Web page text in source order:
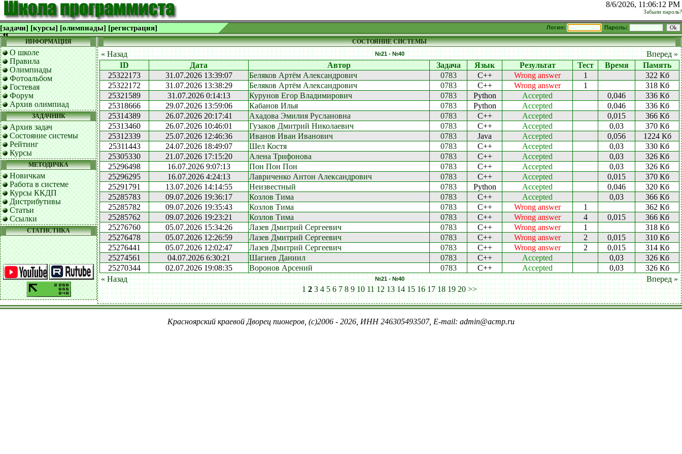
8/6/2026, 11:06:12 PM
Забыли пароль?
[задачи] [курсы] [олимпиады] [регистрация] Логин: Пароль:
ИНФОРМАЦИЯ
О школе
Правила
Олимпиады
Фотоальбом
Гостевая
Форум
Архив олимпиад
ЗАДАЧНИК
Архив задач
Состояние системы
Рейтинг
Курсы
МЕТОДИЧКА
Новичкам
Работа в системе
Курсы ККДП
Дистрибутивы
Статьи
Ссылки
СТАТИСТИКА
СОСТОЯНИЕ СИСТЕМЫ
« Назад №21 - №40
Вперед »
ID
Дата Автор Задача Язык Результат Тест Время
Память
25322173
31.07.2026 13:39:07 Беляков Артём Александрович 0783 C++ Wrong answer 1
322 Кб
25322172
31.07.2026 13:38:29 Беляков Артём Александрович 0783 C++ Wrong answer 1
318 Кб
25321589
31.07.2026 0:14:13 Курунов Егор Владимирович 0783 Python Accepted 0,046
336 Кб
25318666
29.07.2026 13:59:06 Кабанов Илья 0783 Python Accepted 0,046
336 Кб
25314389
26.07.2026 20:17:41 Ахадова Эмилия Руслановна 0783 C++ Accepted 0,015
366 Кб
25313460
26.07.2026 10:46:01 Гузаков Дмитрий Николаевич 0783 C++ Accepted 0,03
370 Кб
25312339
25.07.2026 12:46:36 Иванов Иван Иванович 0783 Java Accepted 0,056
1224 Кб
25311443
24.07.2026 18:49:07 Шел Костя 0783 C++ Accepted 0,03
330 Кб
25305330
21.07.2026 17:15:20 Алена Трифонова 0783 C++ Accepted 0,03
326 Кб
25296498
16.07.2026 9:07:13 Пон Пон Пон 0783 C++ Accepted 0,03
326 Кб
25296295
16.07.2026 4:24:13 Лавриченко Антон Александрович 0783 C++ Accepted 0,015
370 Кб
25291791
13.07.2026 14:14:55 Неизвестный 0783 Python Accepted 0,046
320 Кб
25285783
09.07.2026 19:36:17 Козлов Тима 0783 C++ Accepted 0,03
366 Кб
25285782
09.07.2026 19:35:43 Козлов Тима 0783 C++ Wrong answer 1
362 Кб
25285762
09.07.2026 19:23:21 Козлов Тима 0783 C++ Wrong answer 4 0,015
366 Кб
25276760
05.07.2026 15:34:26 Лазев Дмитрий Сергеевич 0783 C++ Wrong answer 1
318 Кб
25276478
05.07.2026 12:26:59 Лазев Дмитрий Сергеевич 0783 C++ Wrong answer 2 0,015
310 Кб
25276441
05.07.2026 12:02:47 Лазев Дмитрий Сергеевич 0783 C++ Wrong answer 2 0,015
314 Кб
25274561
04.07.2026 6:30:21 Шагиев Даниил 0783 C++ Accepted 0,03
326 Кб
25270344
02.07.2026 19:08:35 Воронов Арсений 0783 C++ Accepted 0,03
326 Кб
« Назад
№21 - №40
Вперед »
1 2 3 4 5 6 7 8 9 10 11 12 13 14 15 16 17 18 19 20 >>
Красноярский краевой Дворец пионеров, (c)2006 - 2026, ИНН 246305493507, E-mail: admin@acmp.ru